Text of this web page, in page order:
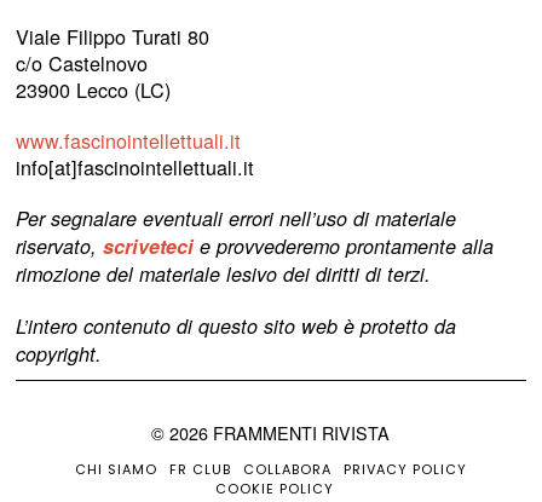
Viale Filippo Turati 80
c/o Castelnovo
23900 Lecco (LC)
www.fascinointellettuali.it
info[at]fascinointellettuali.it
Per segnalare eventuali errori nell’uso di materiale
riservato,scriveteci e provvederemo prontamente alla
rimozione del materiale lesivo dei diritti di terzi.
L’intero contenuto di questo sito web è protetto da
copyright.
©2026 FRAMMENTI RIVISTA
CHI SIAMO FR CLUB COLLABORA
PRIVACY POLICY
COOKIE POLICY